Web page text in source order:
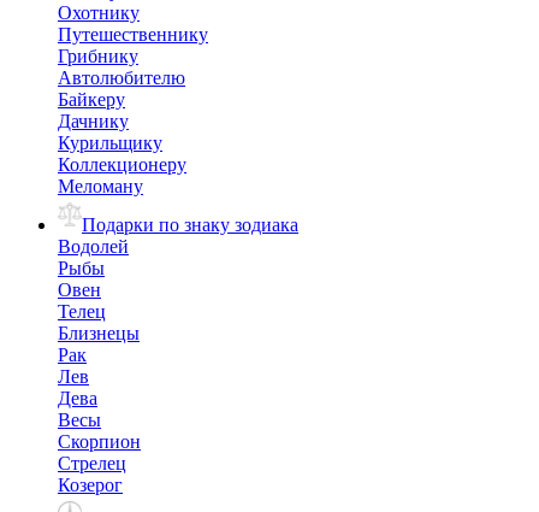
Охотнику
Путешественнику
Грибнику
Автолюбителю
Байкеру
Дачнику
Курильщику
Коллекционеру
Меломану
Подарки по знаку зодиака
Водолей
Рыбы
Овен
Телец
Близнецы
Рак
Лев
Дева
Весы
Скорпион
Стрелец
Козерог